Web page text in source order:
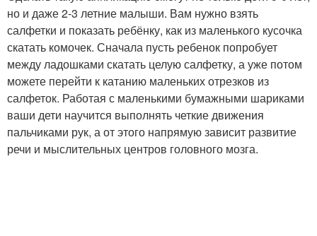
но и даже 2-3 летние малыши. Вам нужно взять
салфетки и показать ребёнку, как из маленького кусочка
скатать комочек. Сначала пусть ребенок попробует
между ладошками скатать целую салфетку, а уже потом
можете перейти к катанию маленьких отрезков из
салфеток. Работая с маленькими бумажными шариками
ваши дети научится выполнять четкие движения
пальчиками рук, а от этого напрямую зависит развитие
речи и мыслительных центров головного мозга.